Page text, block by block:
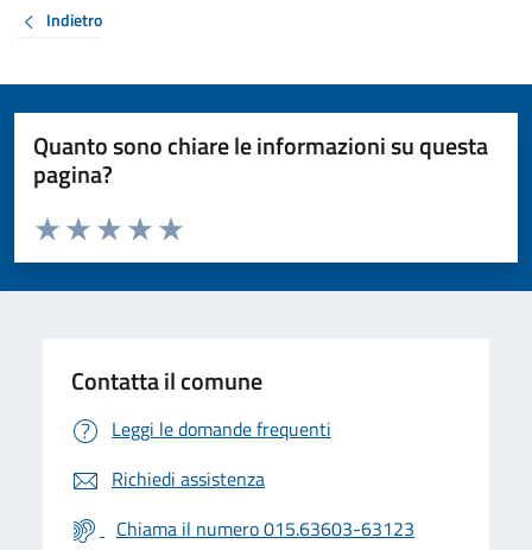
Indietro
Quanto sono chiare le informazioni su questa
pagina?
Valuta da 1 a 5 stelle la pagina
Valuta 5 stelle su 5
Valuta 4 stelle su 5
Valuta 3 stelle su 5
Valuta 2 stelle su 5
Valuta 1 stelle su 5
Contatta il comune
Leggi le domande frequenti
Richiedi assistenza
Chiama il numero 015.63603-63123